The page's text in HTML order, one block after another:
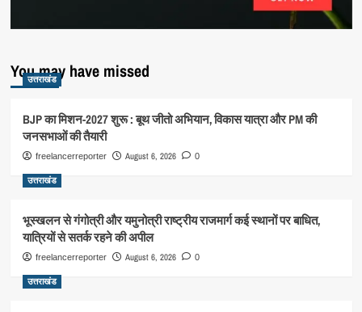
You may have missed
उत्तराखंड
BJP का मिशन-2027 शुरू : बूथ जीतो अभियान, विकास यात्रा और PM की
जनसभाओं की तैयारी
freelancerreporter August 6, 2026 0
उत्तराखंड
भूस्खलन से गंगोत्री और यमुनोत्री राष्ट्रीय राजमार्ग कई स्थानों पर बाधित,
यात्रियों से सतर्क रहने की अपील
freelancerreporter August 6, 2026 0
उत्तराखंड